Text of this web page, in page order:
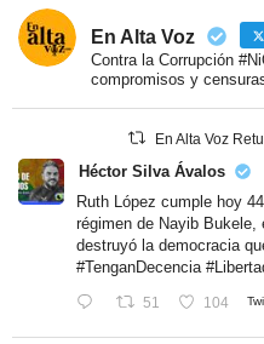
En Alta Voz
Contra la Corrupción
compromisos y
En Alta Voz
Héctor Silva Ávalos
Ruth López cumple hoy
régimen de Nayib Bukele,
destruyó la democracia
#TenganDecencia
51 104